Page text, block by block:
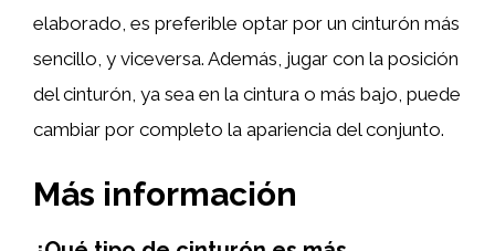
elaborado, es preferible optar por un cinturón más
sencillo, y viceversa. Además, jugar con la posición
del cinturón, ya sea en la cintura o más bajo, puede
cambiar por completo la apariencia del conjunto.
Más información